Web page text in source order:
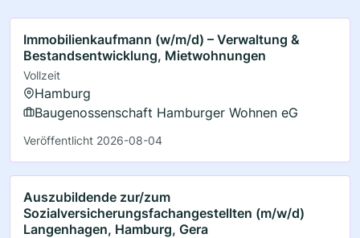
Immobilienkaufmann (w/m/d) – Verwaltung &
Bestandsentwicklung, Mietwohnungen
Vollzeit
Hamburg
Baugenossenschaft Hamburger Wohnen eG
Veröffentlicht 2026-08-04
Auszubildende zur/zum
Sozialversicherungsfachangestellten (m/w/d)
Langenhagen, Hamburg, Gera